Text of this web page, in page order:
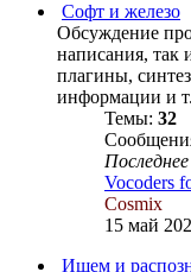
Софт и железо
Обсуждение
написания, так
плагины,
информации и
Темы: 32
Vocoders
Cosmix
15 май
Ищем и